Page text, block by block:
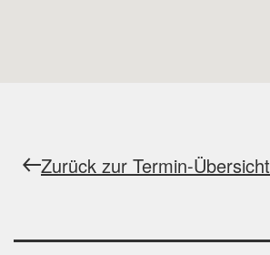
Zurück zur Termin-Übersicht